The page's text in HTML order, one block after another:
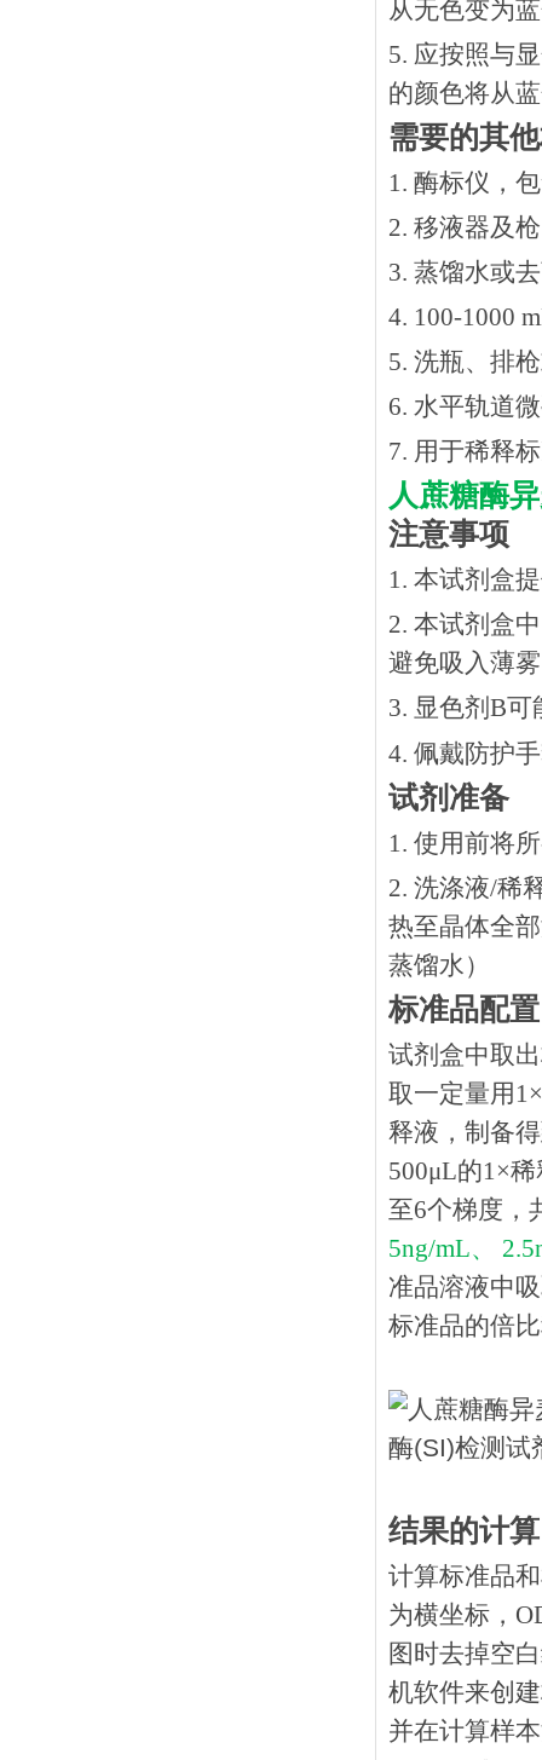
从无色变为
5. 应按照与
的颜色将从
需要的其
1. 酶标仪，
2. 移液器及
3. 蒸馏水或
4. 100-1000
5. 洗瓶、排
6. 水平轨道
7. 用于稀释
人蔗糖酶
注意事项
1. 本试剂盒
2. 本试剂盒
避免吸入薄
3. 显色剂B
4. 佩戴防护
试剂准备
1. 使用前将
2. 洗涤液/稀
热⾄晶体全
蒸馏水）
标准品配置
试剂盒中取
取一定量用
释液，制备
500μL的1×
至6个梯度，
5ng/mL、
准品溶液中
标准品的倍
结果的计算
计算标准品
为横坐标，
图时去掉空
机软件来创
并在计算样